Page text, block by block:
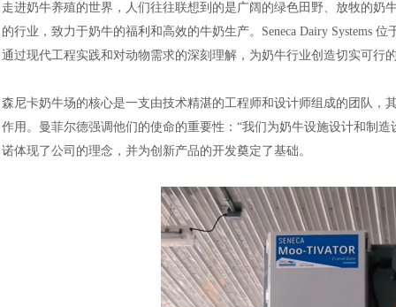
走进奶牛养殖的世界，人们往往联想到的是广阔的绿色田野、放牧的奶
的行业，致力于奶牛的福利和高效的牛奶生产。 Seneca Dairy Systems
通过现代工程实践和对动物需求的深刻理解，为奶牛行业创造切实可行
森尼卡奶牛场的核心是一支由技术精湛的工程师和设计师组成的团队，
作用。曼菲尔德强调他们的使命的重要性：“我们为奶牛设施设计和制
诺体现了公司的理念，并为创新产品的开发奠定了基础。